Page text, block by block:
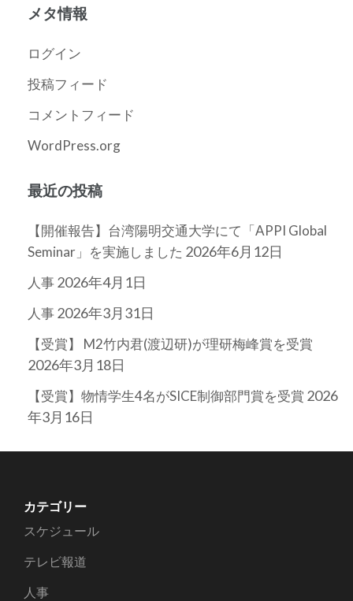
カ
ブ
メタ情報
ログイン
投稿フィード
コメントフィード
WordPress.org
最近の投稿
【開催報告】台湾陽明交通大学にて「APPI Global
Seminar」を実施しました 2026年6月12日
人事2026年4月1日
人事2026年3月31日
【受賞】 M2竹内君(渡辺研)が理研梅峰賞を受賞
2026年3月18日
【受賞】物情学生4名がSICE制御部門賞を受賞 2026
年3月16日
カテゴリー
スケジュール
テレビ報道
人事